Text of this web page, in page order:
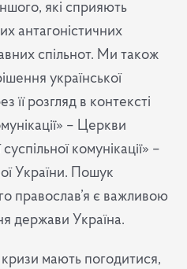
які сприяють
антагоністичних
спільнот. Ми також
української
її розгляд в контексті
– Церкви
комунікації» –
України. Пошук
православ’я є важливою
держави Україна.
мають погодитися,